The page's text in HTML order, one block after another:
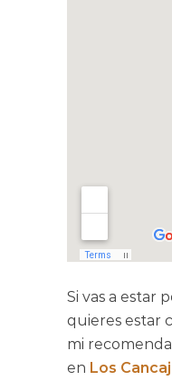
Si vas a estar
quieres estar
mi
en Los